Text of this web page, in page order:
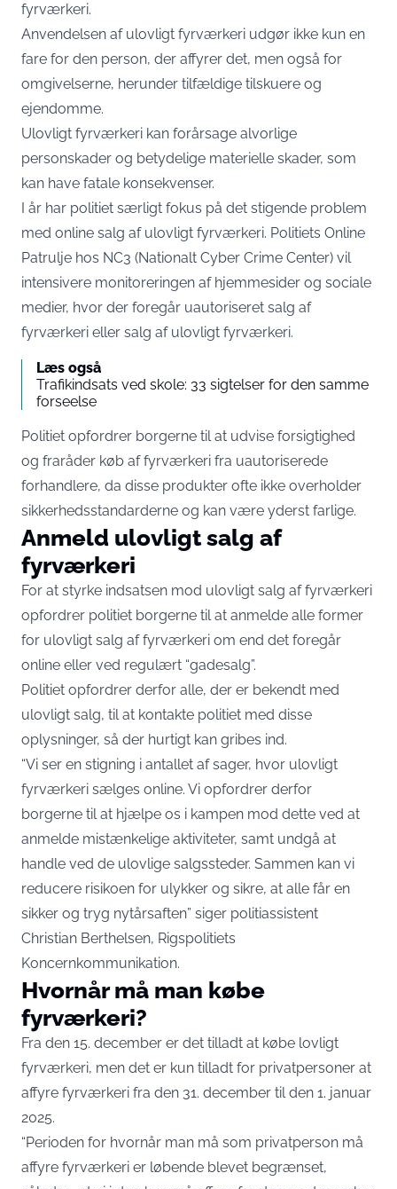
fyrværkeri.
Anvendelsen af ulovligt fyrværkeri udgør ikke kun en
fare for den person, der affyrer det, men også for
omgivelserne, herunder tilfældige tilskuere og
ejendomme.
Ulovligt fyrværkeri kan forårsage alvorlige
personskader og betydelige materielle skader, som
kan have fatale konsekvenser.
I år har politiet særligt fokus på det stigende problem
med online salg af ulovligt fyrværkeri. Politiets Online
Patrulje hos NC3 (Nationalt Cyber Crime Center) vil
intensivere monitoreringen af hjemmesider og sociale
medier, hvor der foregår uautoriseret salg af
fyrværkeri eller salg af ulovligt fyrværkeri.
Læs også
Trafikindsats ved skole: 33 sigtelser for den samme
forseelse
Politiet opfordrer borgerne til at udvise forsigtighed
og fraråder køb af fyrværkeri fra uautoriserede
forhandlere, da disse produkter ofte ikke overholder
sikkerhedsstandarderne og kan være yderst farlige.
Anmeld ulovligt salg af
fyrværkeri
For at styrke indsatsen mod ulovligt salg af fyrværkeri
opfordrer politiet borgerne til at anmelde alle former
for ulovligt salg af fyrværkeri om end det foregår
online eller ved regulært “gadesalg”.
Politiet opfordrer derfor alle, der er bekendt med
ulovligt salg, til at kontakte politiet med disse
oplysninger, så der hurtigt kan gribes ind.
“Vi ser en stigning i antallet af sager, hvor ulovligt
fyrværkeri sælges online. Vi opfordrer derfor
borgerne til at hjælpe os i kampen mod dette ved at
anmelde mistænkelige aktiviteter, samt undgå at
handle ved de ulovlige salgssteder. Sammen kan vi
reducere risikoen for ulykker og sikre, at alle får en
sikker og tryg nytårsaften” siger politiassistent
Christian Berthelsen, Rigspolitiets
Koncernkommunikation.
Hvornår må man købe
fyrværkeri?
Fra den 15. december er det tilladt at købe lovligt
fyrværkeri, men det er kun tilladt for privatpersoner at
affyre fyrværkeri fra den 31. december til den 1. januar
2025.
“Perioden for hvornår man må som privatperson må
affyre fyrværkeri er løbende blevet begrænset,